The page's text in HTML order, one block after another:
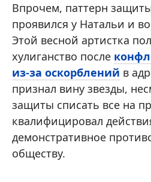
Впрочем, паттерн
проявился у Натальи и
Этой весной артистка
хулиганство после
из-за оскорблений в
признал вину звезды,
защиты списать все на
квалифицировал
демонстративное
обществу.